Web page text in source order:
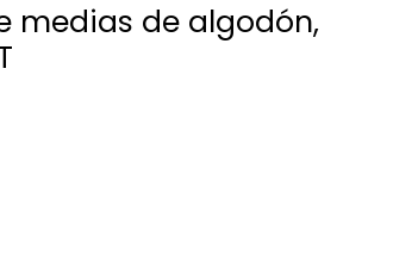
medias de algodón,